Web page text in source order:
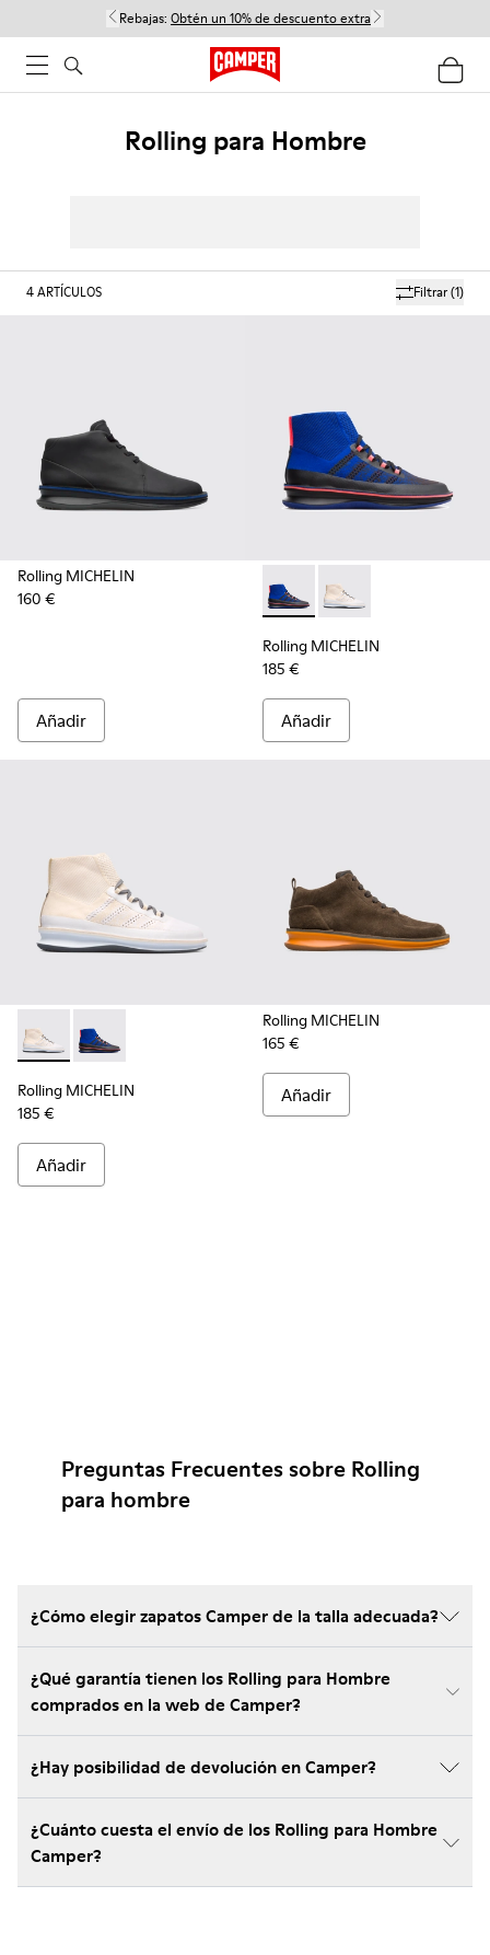
Rebajas: Obtén un 10% de descuento extra
Rolling para Hombre
Filtrar(1)
4ARTÍCULOS
Rolling MICHELIN
160 €
Añadir
Rolling MICHELIN -
Rolling MICHELIN -
Rolling MICHELIN
185 €
Añadir
Rolling MICHELIN - K300230-004 - Multicolor
Rolling MICHELIN - K300230-002 - Multicolor
Rolling MICHELIN
185 €
Añadir
Rolling MICHELIN
165 €
Añadir
Preguntas Frecuentes sobre Rolling
para hombre
¿Cómo elegir zapatos Camper de la talla adecuada?
¿Qué garantía tienen los Rolling para Hombre
comprados en la web de Camper?
¿Hay posibilidad de devolución en Camper?
¿Cuánto cuesta el envío de los Rolling para Hombre
Camper?